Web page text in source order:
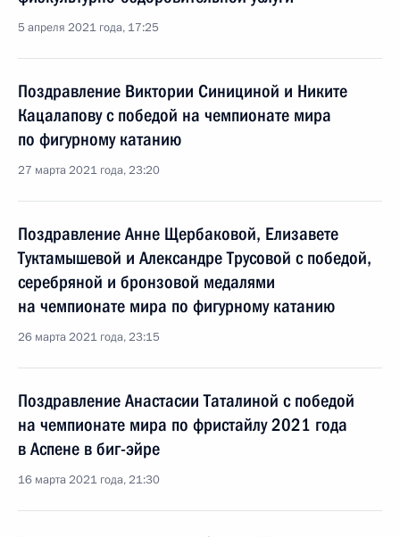
5 апреля 2021 года, 17:25
Поздравление Виктории Синициной и Никите
Кацалапову с победой на чемпионате мира
по фигурному катанию
27 марта 2021 года, 23:20
Поздравление Анне Щербаковой, Елизавете
Туктамышевой и Александре Трусовой с победой,
серебряной и бронзовой медалями
на чемпионате мира по фигурному катанию
26 марта 2021 года, 23:15
Поздравление Анастасии Таталиной с победой
на чемпионате мира по фристайлу 2021 года
в Аспене в биг-эйре
16 марта 2021 года, 21:30